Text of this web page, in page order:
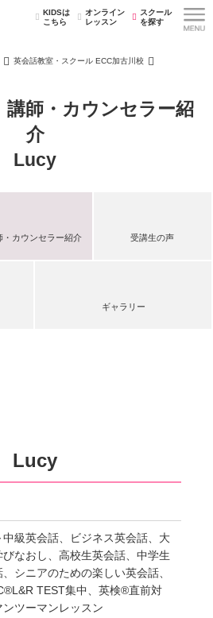
KIDSは
こちら
オンライン
レッスン
スクール
を探す
英会話教室・スクール ECC加古川校
師・カウンセラー紹
介
Lucy
・カウンセラー紹介 受講生の声
ギャラリー
Lucy
中級英会話、ビジネス英会話、大
びなおし、高校生英会話、中学生
シニアのための楽しい英会話、
TEST集中、英検®直前対
ンツーマンレッスン